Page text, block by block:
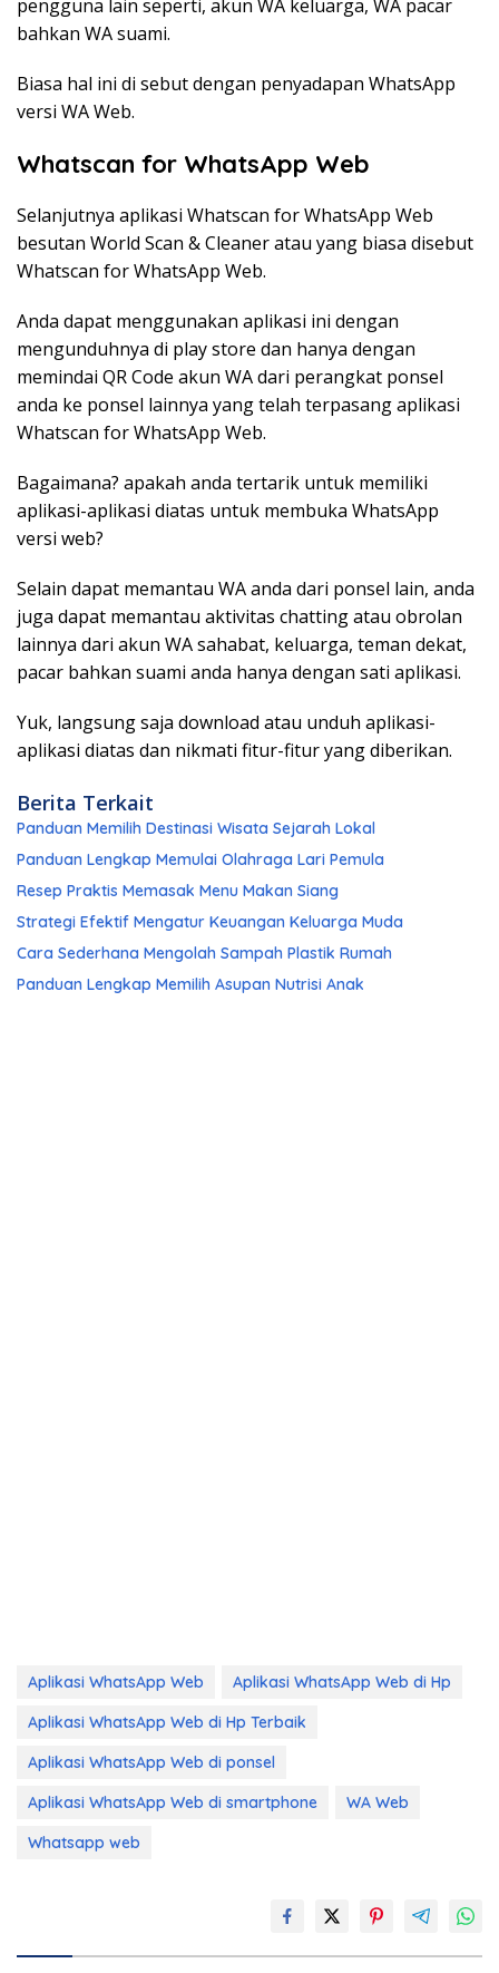
pengguna lain seperti, akun WA keluarga, WA pacar
bahkan WA suami.
Biasa hal ini di sebut dengan penyadapan WhatsApp
versi WA Web.
Whatscan for WhatsApp Web
Selanjutnya aplikasi Whatscan for WhatsApp Web
besutan World Scan & Cleaner atau yang biasa disebut
Whatscan for WhatsApp Web.
Anda dapat menggunakan aplikasi ini dengan
mengunduhnya di play store dan hanya dengan
memindai QR Code akun WA dari perangkat ponsel
anda ke ponsel lainnya yang telah terpasang aplikasi
Whatscan for WhatsApp Web.
Bagaimana? apakah anda tertarik untuk memiliki
aplikasi-aplikasi diatas untuk membuka WhatsApp
versi web?
Selain dapat memantau WA anda dari ponsel lain, anda
juga dapat memantau aktivitas chatting atau obrolan
lainnya dari akun WA sahabat, keluarga, teman dekat,
pacar bahkan suami anda hanya dengan sati aplikasi.
Yuk, langsung saja download atau unduh aplikasi-
aplikasi diatas dan nikmati fitur-fitur yang diberikan.
Berita Terkait
Panduan Memilih Destinasi Wisata Sejarah Lokal
Panduan Lengkap Memulai Olahraga Lari Pemula
Resep Praktis Memasak Menu Makan Siang
Strategi Efektif Mengatur Keuangan Keluarga Muda
Cara Sederhana Mengolah Sampah Plastik Rumah
Panduan Lengkap Memilih Asupan Nutrisi Anak
Aplikasi WhatsApp Web
Aplikasi WhatsApp Web di Hp
Aplikasi WhatsApp Web di Hp Terbaik
Aplikasi WhatsApp Web di ponsel
Aplikasi WhatsApp Web di smartphone
WA Web
Whatsapp web